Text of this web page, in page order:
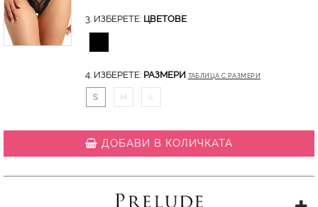
3. ИЗБЕРЕТЕ: ЦВЕТОВЕ
4. ИЗБЕРЕТЕ: РАЗМЕРИ ТАБЛИЦА С РАЗМЕРИ
S M L
ДОБАВИ В КОЛИЧКАТА